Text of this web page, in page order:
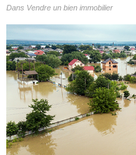
Dans Vendre un bien immobilier